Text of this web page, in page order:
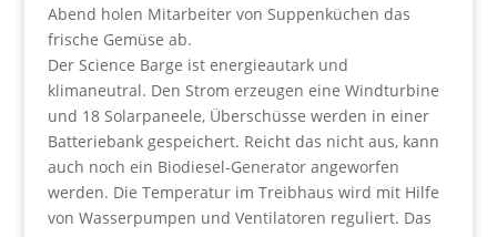
Abend holen Mitarbeiter von Suppenküchen das
frische Gemüse ab.
Der Science Barge ist energieautark und
klimaneutral. Den Strom erzeugen eine Windturbine
und 18 Solarpaneele, Überschüsse werden in einer
Batteriebank gespeichert. Reicht das nicht aus, kann
auch noch ein Biodiesel-Generator angeworfen
werden. Die Temperatur im Treibhaus wird mit Hilfe
von Wasserpumpen und Ventilatoren reguliert. Das